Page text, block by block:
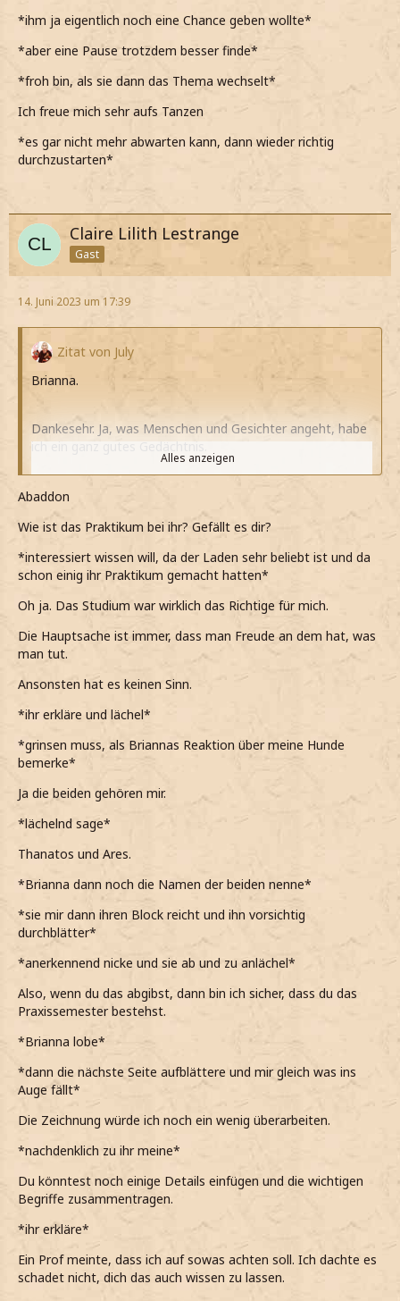
abzulenken*
*ihm ja eigentlich noch eine Chance geben wollte*
*aber eine Pause trotzdem besser finde*
*froh bin, als sie dann das Thema wechselt*
Ich freue mich sehr aufs Tanzen
*es gar nicht mehr abwarten kann, dann wieder richtig
durchzustarten*
Claire Lilith Lestrange
Gast
14. Juni 2023 um 17:39
Zitat von July
Brianna.
Dankesehr. Ja, was Menschen und Gesichter angeht, habe
ich ein ganz gutes Gedächtnis.
*ihm erkläre, weil das glücklicherweise schon immer so
war*
*seinen Kommentar nicht ganz verstehe und nicht
*allerdings dennoch einfach weiter lächle*
mache, wird die Aufgabe beurteilen.
Davon hängt also auch ab, ob ich das Praxissemester
bestehe oder nicht.
*seufzend erkläre und somit immerhin betone, dass diese
Aufgabe wirklich sehr wichtig ist*
*ihm zuhöre als er meint, dass bei ihm bisher alles sehr
gut lief*
Das freut mich. Dir macht das Studium also auch
weiterhin Spaß, richtig?
*neugierig frage*
*es tatsächlich etwas unüblich ist, dass ein Mann
Modedesign studiert*
*es allerdings so wirkt, als hätte er für sich das Richtige
gefunden*
*überrascht zusammenzucke, als plötzlich zwei Hunde auf
Sind das deine? Oh wow, die sind ... groß.
*etwas eingeschüchtert sage, weil mit Hunden immerhin
*zu Hause nie einen Hund als Haustier hatte und bei
meiner Granny auch eher Katzen um mich habe*
da sie sofort wieder losflitzen*
Oh, ja, natürlich.
*er mir womöglich ja den ein oder anderen Tipp geben
kann*
Alles anzeigen
Abaddon
Wie ist das Praktikum bei ihr? Gefällt es dir?
*interessiert wissen will, da der Laden sehr beliebt ist und da
schon einig ihr Praktikum gemacht hatten*
Oh ja. Das Studium war wirklich das Richtige für mich.
Die Hauptsache ist immer, dass man Freude an dem hat, was
man tut.
Ansonsten hat es keinen Sinn.
*ihr erkläre und lächel*
*grinsen muss, als Briannas Reaktion über meine Hunde
bemerke*
Ja die beiden gehören mir.
*lächelnd sage*
Thanatos und Ares.
*Brianna dann noch die Namen der beiden nenne*
*sie mir dann ihren Block reicht und ihn vorsichtig
durchblätter*
*anerkennend nicke und sie ab und zu anlächel*
Also, wenn du das abgibst, dann bin ich sicher, dass du das
Praxissemester bestehst.
*Brianna lobe*
*dann die nächste Seite aufblättere und mir gleich was ins
Auge fällt*
Die Zeichnung würde ich noch ein wenig überarbeiten.
*nachdenklich zu ihr meine*
Du könntest noch einige Details einfügen und die wichtigen
Begriffe zusammentragen.
*ihr erkläre*
Ein Prof meinte, dass ich auf sowas achten soll. Ich dachte es
schadet nicht, dich das auch wissen zu lassen.